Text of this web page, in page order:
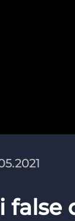
false